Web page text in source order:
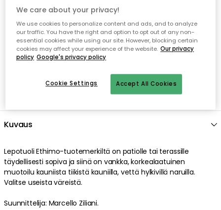
Avoin palautusoikeus 30 päivän ajan
We care about your privacy!
We use cookies to personalize content and ads, and to analyze
our traffic. You have the right and option to opt out of any non-
essential cookies while using our site. However, blocking certain
cookies may affect your experience of the website. Our privacy
policy Google's privacy policy
Accept All Cookies
Cookie Settings